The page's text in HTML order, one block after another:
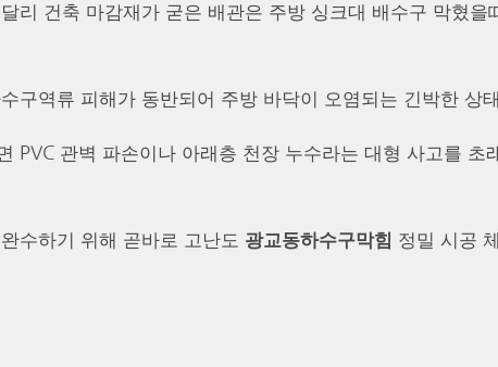
리 건축 마감재가 굳은 배관은 주방 싱크대 배수구 막혔을
구역류 피해가 동반되어 주방 바닥이 오염되는 긴박한 상
PVC 관벽 파손이나 아래층 천장 누수라는 대형 사고를 초
수하기 위해 곧바로 고난도 광교동하수구막힘 정밀 시공